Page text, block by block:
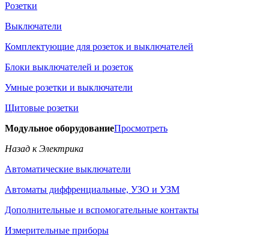
Розетки
Выключатели
Комплектующие для розеток и выключателей
Блоки выключателей и розеток
Умные розетки и выключатели
Щитовые розетки
Модульное оборудованиеПросмотреть
Назад к Электрика
Автоматические выключатели
Автоматы диффренциальные, УЗО и УЗМ
Дополнительные и вспомогательные контакты
Измерительные приборы